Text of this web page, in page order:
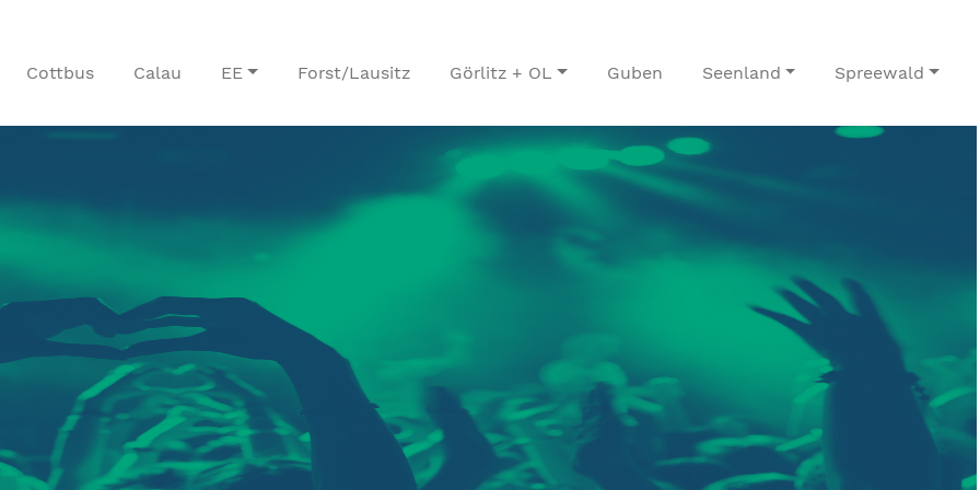
Cottbus Calau EE Forst/Lausitz Görlitz + OL Guben Seenland Spreewald